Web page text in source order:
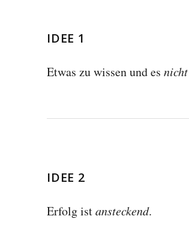
IDEE 1
Etwas zu wissen und es
IDEE 2
Erfolg istansteckend.